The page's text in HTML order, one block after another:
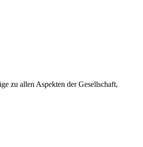
zu allen Aspekten der Gesellschaft,